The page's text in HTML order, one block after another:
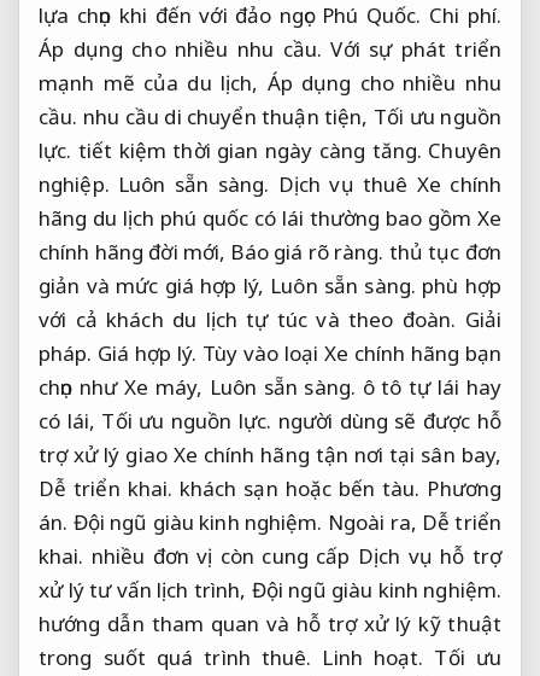
lựa chọn khi đến với đảo ngọc Phú Quốc. Chi phí.
Áp dụng cho nhiều nhu cầu. Với sự phát triển
mạnh mẽ của du lịch, Áp dụng cho nhiều nhu
cầu. nhu cầu di chuyển thuận tiện, Tối ưu nguồn
lực. tiết kiệm thời gian ngày càng tăng. Chuyên
nghiệp. Luôn sẵn sàng. Dịch vụ thuê Xe chính
hãng du lịch phú quốc có lái thường bao gồm Xe
chính hãng đời mới, Báo giá rõ ràng. thủ tục đơn
giản và mức giá hợp lý, Luôn sẵn sàng. phù hợp
với cả khách du lịch tự túc và theo đoàn. Giải
pháp. Giá hợp lý. Tùy vào loại Xe chính hãng bạn
chọn như Xe máy, Luôn sẵn sàng. ô tô tự lái hay
có lái, Tối ưu nguồn lực. người dùng sẽ được hỗ
trợ xử lý giao Xe chính hãng tận nơi tại sân bay,
Dễ triển khai. khách sạn hoặc bến tàu. Phương
án. Đội ngũ giàu kinh nghiệm. Ngoài ra, Dễ triển
khai. nhiều đơn vị còn cung cấp Dịch vụ hỗ trợ
xử lý tư vấn lịch trình, Đội ngũ giàu kinh nghiệm.
hướng dẫn tham quan và hỗ trợ xử lý kỹ thuật
trong suốt quá trình thuê. Linh hoạt. Tối ưu